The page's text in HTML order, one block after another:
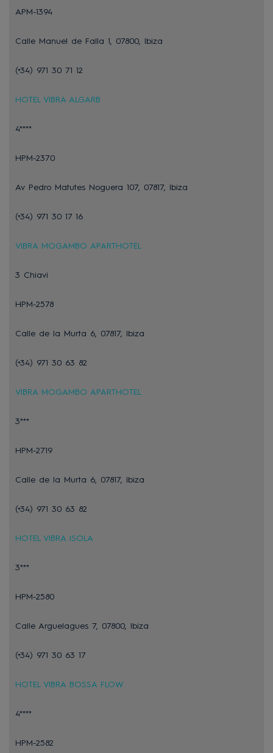
APM-1394
Calle Manuel de Falla 1, 07800, Ibiza
(+34) 971 30 71 12
HOTEL VIBRA ALGARB
4****
HPM-2370
Av Pedro Matutes Noguera 107, 07817, Ibiza
(+34) 971 30 17 16
VIBRA MOGAMBO APARTHOTEL
3 Chiavi
HPM-2578
Calle de la Murta 6, 07817, Ibiza
(+34) 971 30 63 82
VIBRA MOGAMBO APARTHOTEL
3***
HPM-2719
Calle de la Murta 6, 07817, Ibiza
(+34) 971 30 63 82
HOTEL VIBRA ISOLA
3***
HPM-2580
Calle Arguelagues 7, 07800, Ibiza
(+34) 971 30 63 17
HOTEL VIBRA BOSSA FLOW
4****
HPM-2582